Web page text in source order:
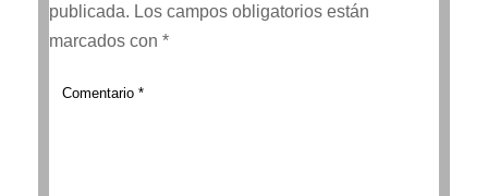
publicada. Los campos obligatorios están
marcados con *